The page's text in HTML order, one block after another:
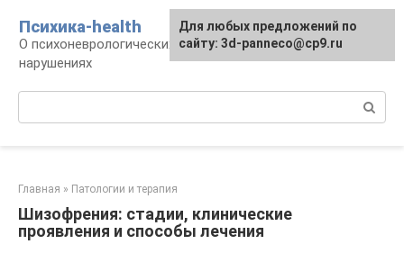
контенту
Психика-health
О психоневрологических патологиях и
нарушениях
Главная » Патологии и терапия
Шизофрения: стадии, клинические
проявления и способы лечения
Для любых предложений по
сайту: 3d-panneco@cp9.ru